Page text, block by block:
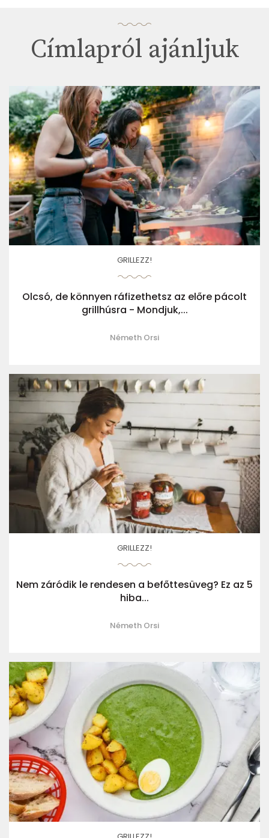
Címlapról ajánljuk
GRILLEZZ!
Olcsó, de könnyen ráfizethetsz az előre pácolt
grillhúsra - Mondjuk,...
Németh Orsi
GRILLEZZ!
Nem záródik le rendesen a befőttesüveg? Ez az 5
hiba...
Németh Orsi